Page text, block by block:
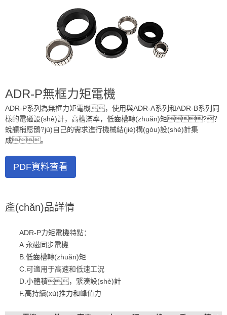
ADR-P無框力矩電機
ADR-P系列為無框力矩電機，使用與ADR-A系列和ADR-B系列同
樣的電磁設(shè)計，高槽滿率，低齒槽轉(zhuǎn)矩?？
蛻艨梢愿鶕?jù)自己的需求進行機械結(jié)構(gòu)設(shè)計集
成。
PDF資料查看
產(chǎn)品詳情
ADR-P力矩電機特點：
A.永磁同步電機
B.低齒槽轉(zhuǎn)矩
C.可適用于高速和低速工況
D.小體積，緊湊設(shè)計
F.高持續(xù)推力和峰值力